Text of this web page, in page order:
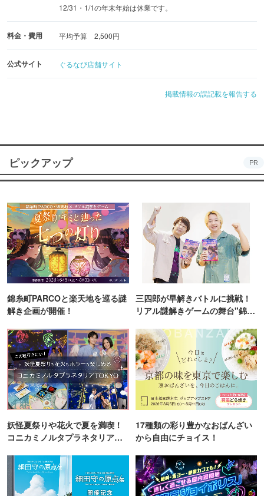
12/31・1/1の年末年始は休業です。
料金・費用 平均予算 2,500円
公式サイト ぐるなび店舗サイト
掲載情報の誤記載を報告する
ピックアップ PR
錦糸町PARCOと楽天地を巡る謎
解き企画が開催！
三四郎が早解きバトルに挑戦！
リアル謎解きゲームの舞台"錦糸
妖怪夏祭りや花火で夏を満喫！
コニカミノルタプラネタリア
17種類の彩り豊かなおばんざい
から自由にチョイス！